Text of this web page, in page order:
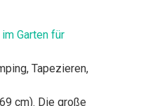
Garten für
Tapezieren,
cm). Die große